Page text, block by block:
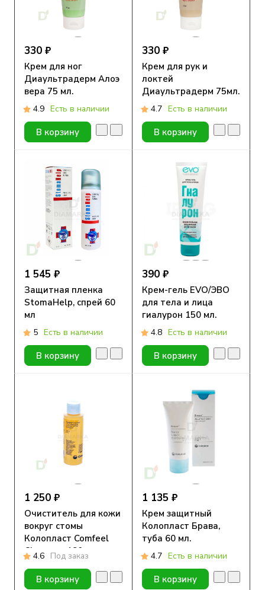
330 ₽
Крем для ног
Диаультрадерм Алоэ
вера 75 мл.
4.9 Есть в наличии
В корзину
330 ₽
Крем для рук и
локтей
Диаультрадерм 75мл.
4.7 Есть в наличии
В корзину
1 545 ₽
Защитная пленка
StomaHelp, спрей 60
мл
5 Есть в наличии
В корзину
390 ₽
Крем-гель EVO/ЭВО
для тела и лица
гиалурон 150 мл.
4.8 Есть в наличии
В корзину
1 250 ₽
Очиститель для кожи
вокруг стомы
Колопласт Comfeel
Cleanser, 180мл
4.6 Под заказ
В корзину
1 135 ₽
Крем защитный
Колопласт Брава,
туба 60 мл.
4.7 Есть в наличии
В корзину